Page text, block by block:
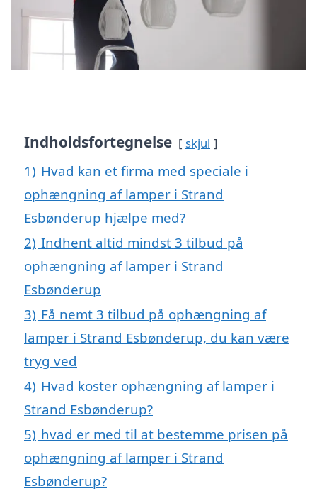
Indholdsfortegnelse skjul
1) Hvad kan et firma med speciale i
ophængning af lamper i Strand
Esbønderup hjælpe med?
2) Indhent altid mindst 3 tilbud på
ophængning af lamper i Strand
Esbønderup
3) Få nemt 3 tilbud på ophængning af
lamper i Strand Esbønderup, du kan være
tryg ved
4) Hvad koster ophængning af lamper i
Strand Esbønderup?
5) hvad er med til at bestemme prisen på
ophængning af lamper i Strand
Esbønderup?